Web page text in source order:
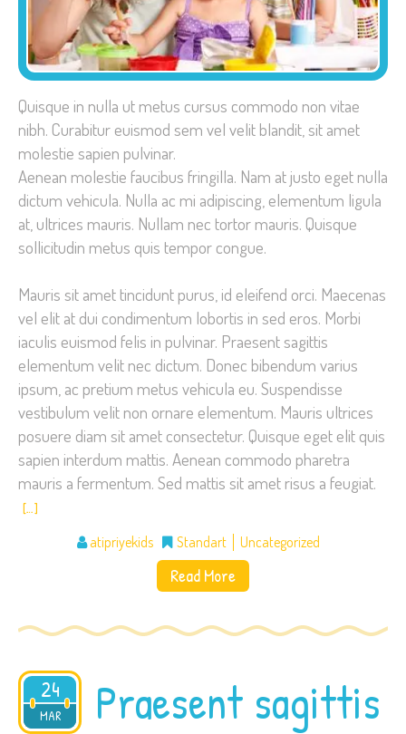
Quisque in nulla ut metus cursus commodo non vitae
nibh. Curabitur euismod sem vel velit blandit, sit amet
molestie sapien pulvinar.
Aenean molestie faucibus fringilla. Nam at justo eget nulla
dictum vehicula. Nulla ac mi adipiscing, elementum ligula
at, ultrices mauris. Nullam nec tortor mauris. Quisque
sollicitudin metus quis tempor congue.
Mauris sit amet tincidunt purus, id eleifend orci. Maecenas
vel elit at dui condimentum lobortis in sed eros. Morbi
iaculis euismod felis in pulvinar. Praesent sagittis
elementum velit nec dictum. Donec bibendum varius
ipsum, ac pretium metus vehicula eu. Suspendisse
vestibulum velit non ornare elementum. Mauris ultrices
posuere diam sit amet consectetur. Quisque eget elit quis
sapien interdum mattis. Aenean commodo pharetra
mauris a fermentum. Sed mattis sit amet risus a feugiat.
[…]
atipriyekids Standart Uncategorized
Read More
24
MAR
2015 Praesent sagittis